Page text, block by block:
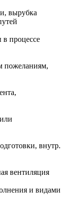
вырубка
в процессе
пожеланиям,
внутр.
вентиляция
и видами